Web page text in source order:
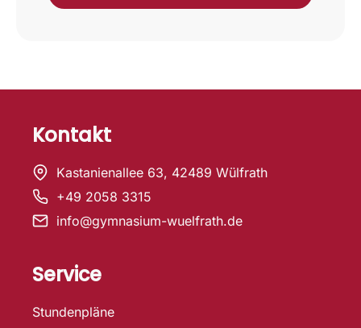
Kontakt
Kastanienallee 63, 42489 Wülfrath
+49 2058 3315
info@gymnasium-wuelfrath.de
Service
Stundenpläne